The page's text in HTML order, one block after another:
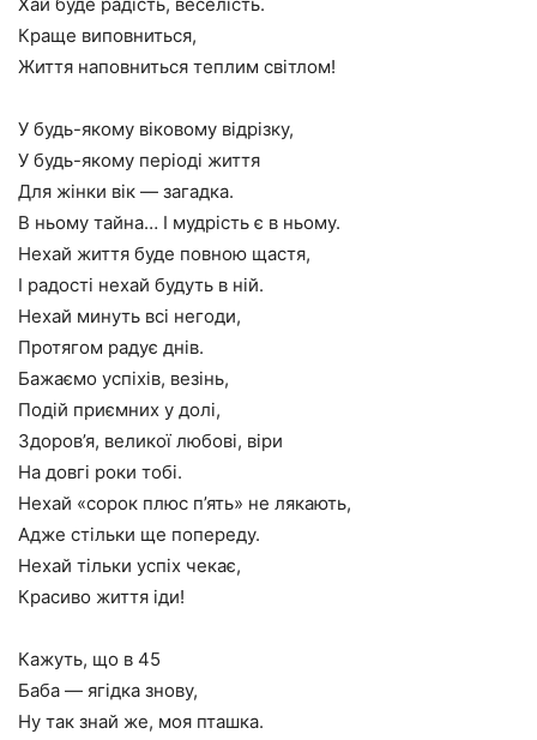
Краще виповниться,
Життя наповниться теплим світлом!
У будь-якому віковому відрізку,
У будь-якому періоді життя
Для жінки вік — загадка.
В ньому тайна… І мудрість є в ньому.
Нехай життя буде повною щастя,
І радості нехай будуть в ній.
Нехай минуть всі негоди,
Протягом радує днів.
Бажаємо успіхів, везінь,
Подій приємних у долі,
Здоров’я, великої любові, віри
На довгі роки тобі.
Нехай «сорок плюс п’ять» не лякають,
Адже стільки ще попереду.
Нехай тільки успіх чекає,
Красиво життя іди!
Кажуть, що в 45
Баба — ягідка знову,
Ну так знай же, моя пташка.